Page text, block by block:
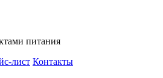
питания
лист Контакты